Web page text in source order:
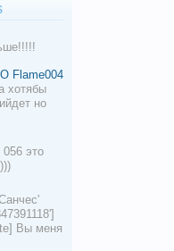
Flame004
хотябы
но
это
Вы меня